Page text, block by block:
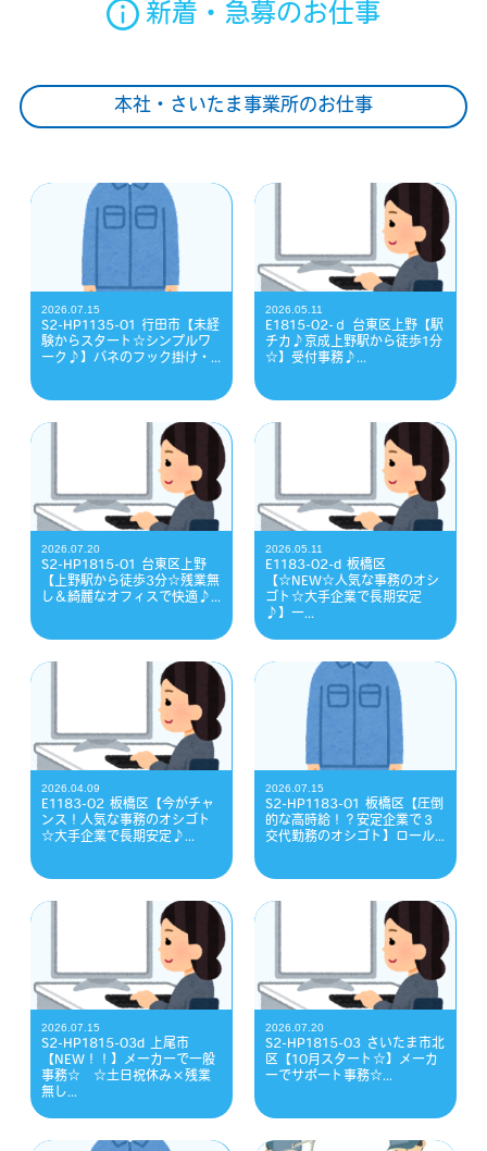
新着・急募のお仕事
本社・さいたま事業所のお仕事
2026.07.15
S2-HP1135-01 行田市【未経
験からスタート☆シンプルワ
ーク♪】バネのフック掛け・...
2026.05.11
E1815-02-ｄ 台東区上野【駅
チカ♪京成上野駅から徒歩1分
☆】受付事務♪...
2026.07.20
S2-HP1815-01 台東区上野
【上野駅から徒歩3分☆残業無
し＆綺麗なオフィスで快適♪...
2026.05.11
E1183-02-d 板橋区
【☆NEW☆人気な事務のオシ
ゴト☆大手企業で長期安定
♪】一...
2026.04.09
E1183-02 板橋区【今がチャ
ンス！人気な事務のオシゴト
☆大手企業で長期安定♪...
2026.07.15
S2-HP1183-01 板橋区【圧倒
的な高時給！？安定企業で３
交代勤務のオシゴト】ロール...
2026.07.15
S2-HP1815-03d 上尾市
【NEW！！】メーカーで一般
事務☆ ☆土日祝休み×残業
無し...
2026.07.20
S2-HP1815-03 さいたま市北
区【10月スタート☆】メーカ
ーでサポート事務☆...